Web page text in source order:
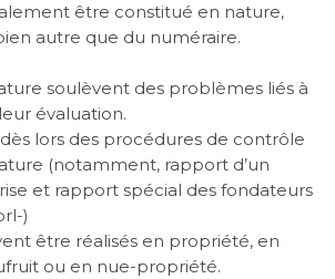
être constitué en nature,
autre que du numéraire.
soulèvent des problèmes liés à
évaluation.
lors des procédures de contrôle
(notamment, rapport d’un
et rapport spécial des fondateurs
)
être réalisés en propriété, en
ou en nue-propriété.